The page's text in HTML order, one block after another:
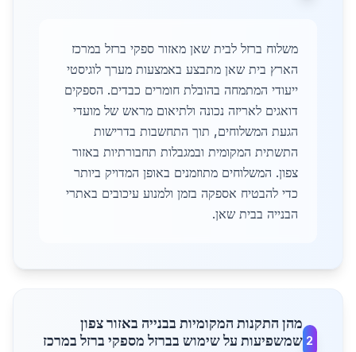
משלוח ברזל לבית שאן מאזור ספקי ברזל במרכז
הארץ בית שאן מתבצע באמצעות מערך לוגיסטי
ייעודי המתמחה בהובלת חומרים כבדים. הספקים
דואגים לאריזה נכונה ולתיאום מראש של מועדי
הגעת המשלוחים, תוך התחשבות בדרישות
התשתית המקומית ובמגבלות תחבורתיות באזור
צפון. המשלוחים מתוזמנים באופן המדויק ביותר
כדי להבטיח אספקה בזמן ולמנוע עיכובים באתרי
הבנייה בבית שאן.
2
מהן התקנות המקומיות בבנייה באזור צפון
שמשפיעות על שימוש בברזל מספקי ברזל במרכז